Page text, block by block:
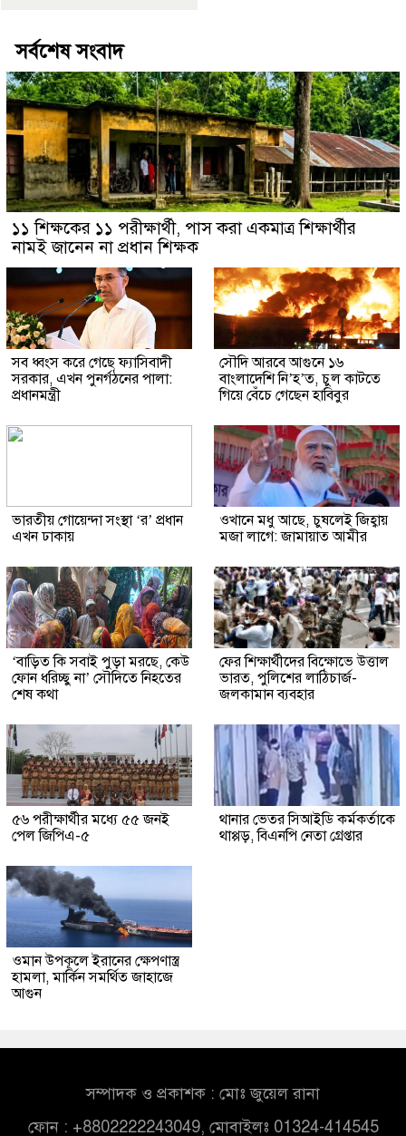
সর্বশেষ সংবাদ
১১ শিক্ষকের ১১ পরীক্ষার্থী, পাস করা একমাত্র শিক্ষার্থীর
নামই জানেন না প্রধান শিক্ষক
সব ধ্বংস করে গেছে ফ্যাসিবাদী
সরকার, এখন পুনর্গঠনের পালা:
প্রধানমন্ত্রী
সৌদি আরবে আগুনে ১৬
বাংলাদেশি নি’হ’ত, চুল কাটতে
গিয়ে বেঁচে গেছেন হাবিবুর
ভারতীয় গোয়েন্দা সংস্থা ‘র’ প্রধান
এখন ঢাকায়
ওখানে মধু আছে, চুষলেই জিহ্বায়
মজা লাগে: জামায়াত আমীর
‘বাড়িত কি সবাই পুড়া মরছে, কেউ
ফোন ধরিচ্ছু না’ সৌদিতে নিহতের
শেষ কথা
ফের শিক্ষার্থীদের বিক্ষোভে উত্তাল
ভারত, পুলিশের লাঠিচার্জ-
জলকামান ব্যবহার
৫৬ পরীক্ষার্থীর মধ্যে ৫৫ জনই
পেল জিপিএ-৫
থানার ভেতর সিআইডি কর্মকর্তাকে
থাপ্পড়, বিএনপি নেতা গ্রেপ্তার
ওমান উপকূলে ইরানের ক্ষেপণাস্ত্র
হামলা, মার্কিন সমর্থিত জাহাজে
আগুন
সম্পাদক ও প্রকাশক : মোঃ জুয়েল রানা
ফোন : +8802222243049, মোবাইলঃ 01324-414545